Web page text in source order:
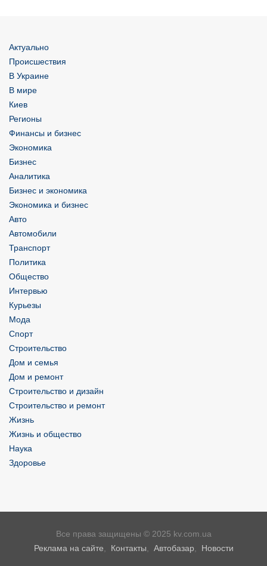
Актуально
Происшествия
В Украине
В мире
Киев
Регионы
Финансы и бизнес
Экономика
Бизнес
Аналитика
Бизнес и экономика
Экономика и бизнес
Авто
Автомобили
Транспорт
Политика
Общество
Интервью
Курьезы
Мода
Спорт
Строительство
Дом и семья
Дом и ремонт
Строительство и дизайн
Строительство и ремонт
Жизнь
Жизнь и общество
Наука
Здоровье
Все права защищены © 2025 kv.com.ua
Реклама на сайте
Контакты Автобазар Новости